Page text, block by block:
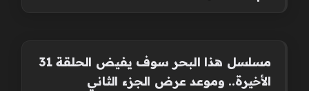
مسلسل هذا البحر سوف يفيض الحلقة 31
الأخيرة.. وموعد عرض الجزء الثاني